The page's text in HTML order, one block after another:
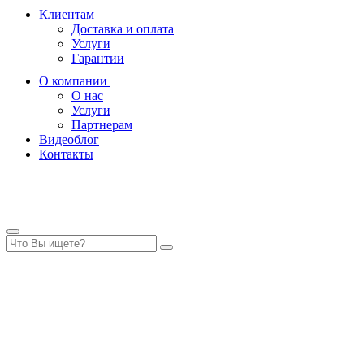
Клиентам
Доставка и оплата
Услуги
Гарантии
О компании
О нас
Услуги
Партнерам
Видеоблог
Контакты